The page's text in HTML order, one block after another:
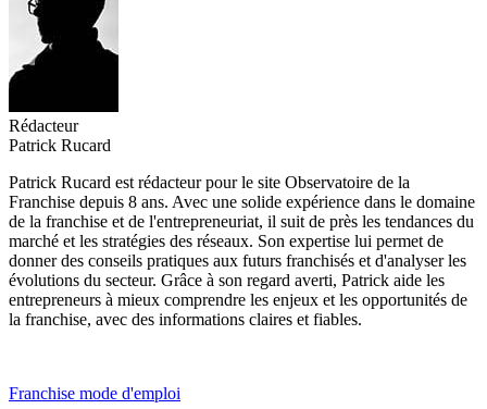
Rédacteur
Patrick Rucard
Patrick Rucard est rédacteur pour le site Observatoire de la
Franchise depuis 8 ans. Avec une solide expérience dans le domaine
de la franchise et de l'entrepreneuriat, il suit de près les tendances du
marché et les stratégies des réseaux. Son expertise lui permet de
donner des conseils pratiques aux futurs franchisés et d'analyser les
évolutions du secteur. Grâce à son regard averti, Patrick aide les
entrepreneurs à mieux comprendre les enjeux et les opportunités de
la franchise, avec des informations claires et fiables.
Franchise mode d'emploi